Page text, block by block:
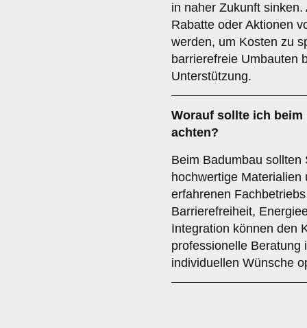
in naher Zukunft
Rabatte oder Aktionen
werden, um Kosten zu
barrierefreie Umbauten
Unterstützung.
Worauf sollte ich
achten?
Beim Badumbau
hochwertige
erfahrenen
Barrierefreiheit,
Integration können den
professionelle Beratung
individuellen Wünsche